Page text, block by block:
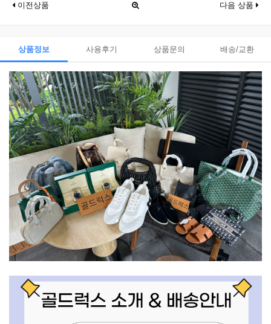
이전상품 다음 상품
상품정보 사용후기 상품문의 배송/교환